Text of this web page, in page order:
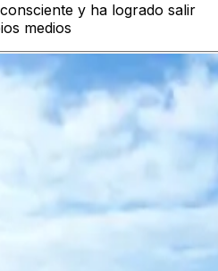
y ha logrado salir
medios